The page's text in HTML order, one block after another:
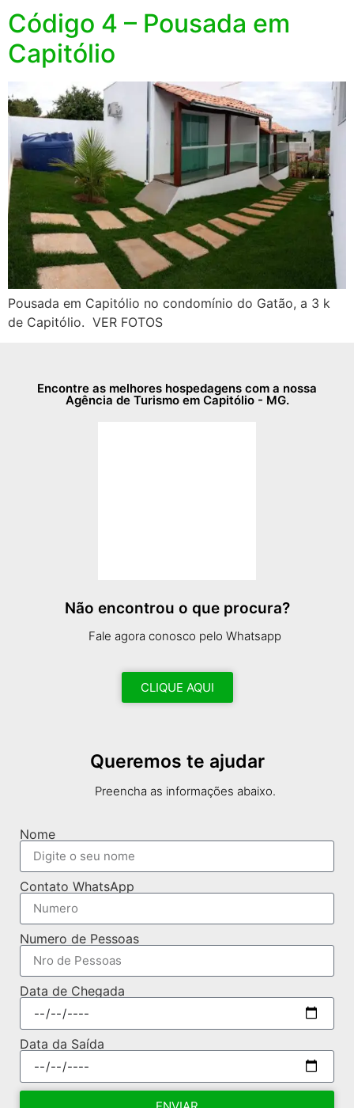
Código 4 – Pousada em
Capitólio
Pousada em Capitólio no condomínio do Gatão, a 3 k
de Capitólio. VER FOTOS
Encontre as melhores hospedagens com a nossa
Agência de Turismo em Capitólio - MG.
Não encontrou o que procura?
Fale agora conosco pelo Whatsapp
CLIQUE AQUI
Queremos te ajudar
Preencha as informações abaixo.
Nome
Contato WhatsApp
Numero de Pessoas
Data de Chegada
Data da Saída